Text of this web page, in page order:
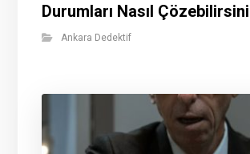
Durumları Nasıl
Ankara Dedektif